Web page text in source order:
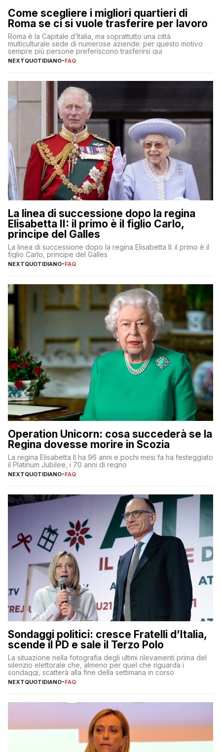
Come scegliere i migliori quartieri di
Roma se ci si vuole trasferire per lavoro
Roma è la Capitale d’Italia, ma soprattutto una città
multiculturale sede di numerose aziende: per questo motivo
sempre più persone preferiscono trasferirsi qui
NEXTQUOTIDIANO-FAQ
La linea di successione dopo la regina
Elisabetta II: il primo è il figlio Carlo,
principe del Galles
La linea di successione dopo la regina Elisabetta II: il primo è il
figlio Carlo, principe del Galles
NEXTQUOTIDIANO-FAQ
Operation Unicorn: cosa succederà se la
Regina dovesse morire in Scozia
La regina Elisabetta II ha 96 anni e pochi mesi fa ha festeggiato
il Platinum Jubilee, i 70 anni di regno
NEXTQUOTIDIANO-FAQ
Sondaggi politici: cresce Fratelli d’Italia,
scende il PD e sale il Terzo Polo
La situazione nella fotografia degli ultimi rilevamenti prima del
silenzio elettorale che, almeno per quel che riguarda i
sondaggi, scatterà alla fine della settimana in corso
NEXTQUOTIDIANO-FAQ